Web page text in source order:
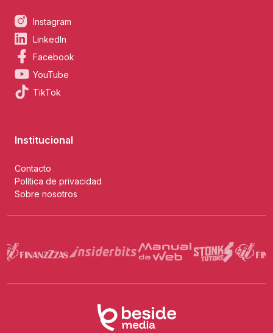
Instagram
LinkedIn
Facebook
YouTube
TikTok
Institucional
Contacto
Política de privacidad
Sobre nosotros